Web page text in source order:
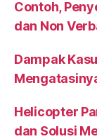
Contoh,
dan Non
Dampak
Helicopter
dan Solusi